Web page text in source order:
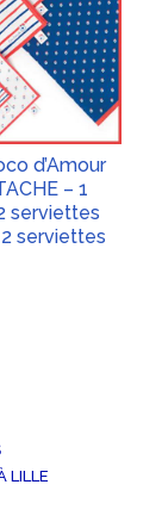
d’Amour
– 1
serviettes
serviettes
LILLE